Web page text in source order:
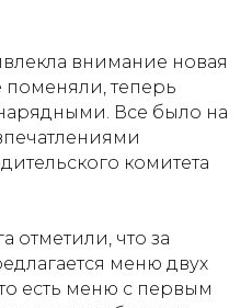
внимание новая
поменяли, теперь
Все было на
комитета
отметили, что за
меню двух
есть меню с первым